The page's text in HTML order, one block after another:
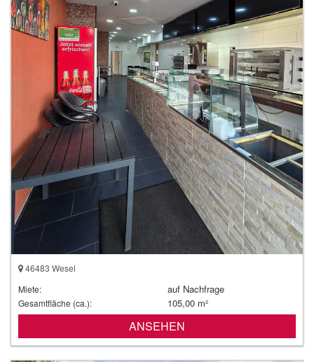
46483 Wesel
Miete:
auf Nachfrage
Gesamtfläche (ca.): 105,00 m²
ANSEHEN